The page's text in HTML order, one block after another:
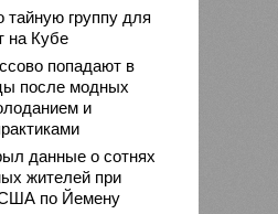
группу для
на Кубе
попадают в
после модных
и
данные о сотнях
жителей при
по Йемену